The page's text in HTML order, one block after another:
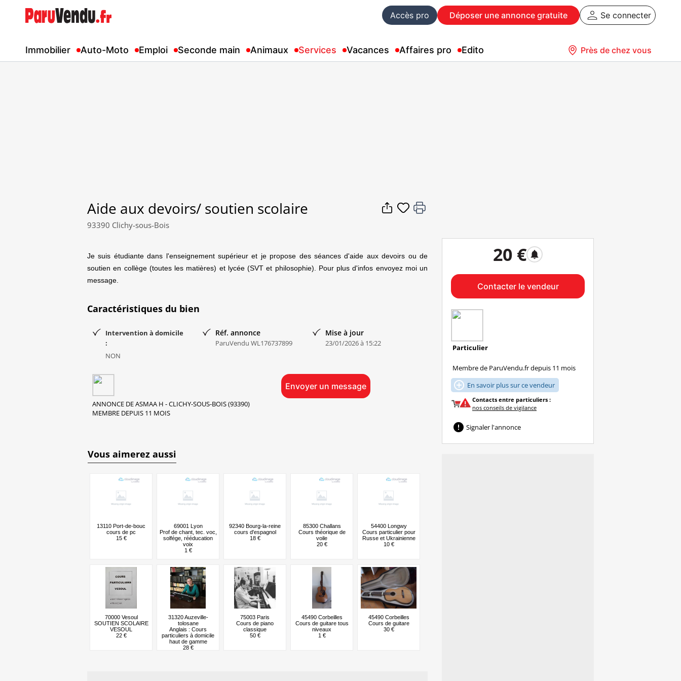
Accès pro Déposer une annonce gratuite Se connecter
Immobilier Auto-Moto Emploi Seconde main Animaux Services Vacances Affaires pro Edito Près de chez vous
Aide aux devoirs/ soutien scolaire
93390 Clichy-sous-Bois
Je suis étudiante dans l'enseignement supérieur et je propose des séances d'aide aux devoirs ou de
soutien en collège (toutes les matières) et lycée (SVT et philosophie). Pour plus d'infos envoyez moi un
message.
Caractéristiques du bien
Intervention à domicile
:
NON
Réf. annonce
ParuVendu WL176737899
Mise à jour
23/01/2026 à 15:22
ANNONCE DE ASMAA H - CLICHY-SOUS-BOIS (93390)
MEMBRE DEPUIS 11 MOIS
Envoyer un message
Vous aimerez aussi
13110 Port-de-bouc
cours de pc
15 €
69001 Lyon
Prof de chant, tec. voc,
solfége, rééducation
voix
1 €
92340 Bourg-la-reine
cours d'espagnol
18 €
85300 Challans
Cours théorique de
voile
20 €
54400 Longwy
Cours particulier pour
Russe et Ukrainienne
10 €
70000 Vesoul
SOUTIEN SCOLAIRE
VESOUL
22 €
31320 Auzeville-
tolosane
Anglais : Cours
particuliers à domicile
haut de gamme
28 €
75003 Paris
Cours de piano
classique
50 €
45490 Corbeilles
Cours de guitare tous
niveaux
1 €
45490 Corbeilles
Cours de guitare
30 €
20 € notifications
Contacter le vendeur
Particulier
Membre de ParuVendu.fr depuis 11 mois
 En savoir plus sur ce vendeur
Contacts entre particuliers :
nos conseils de vigilance
 Signaler l'annonce